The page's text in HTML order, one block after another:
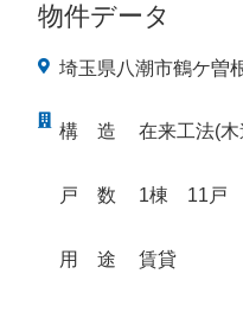
物件データ
埼玉県八潮市鶴ケ曽
構 造 在来工法(木
戸 数 1棟 11戸
用 途 賃貸